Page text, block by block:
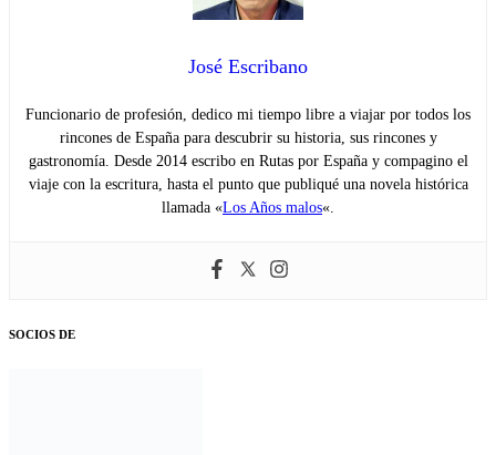
José Escribano
Funcionario de profesión, dedico mi tiempo libre a viajar por todos los
rincones de España para descubrir su historia, sus rincones y
gastronomía. Desde 2014 escribo en Rutas por España y compagino el
viaje con la escritura, hasta el punto que publiqué una novela histórica
llamada «Los Años malos«.
SOCIOS DE